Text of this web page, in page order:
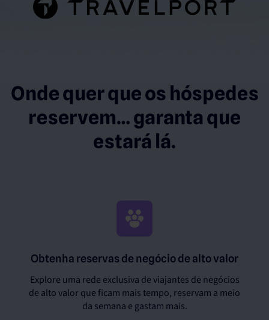
Onde quer que os hóspedes
reservem… garanta que
estará lá.
Obtenha reservas de negócio de alto valor
Explore uma rede exclusiva de viajantes de negócios
de alto valor que ficam mais tempo, reservam a meio
da semana e gastam mais.